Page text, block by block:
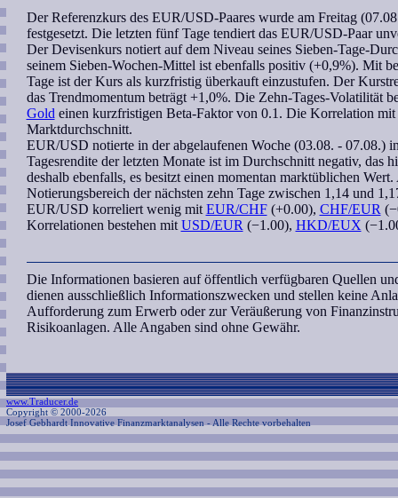
Der Referenzkurs des EUR/USD-Paares wurde am Freitag
festgesetzt. Die letzten fünf Tage tendiert das EUR/USD-Paar
Der Devisenkurs notiert auf dem Niveau seines Sieben-Tage-
seinem Sieben-Wochen-Mittel ist ebenfalls positiv (+0,9%). Mit
Tageist der Kurs als kurzfristig überkauft einzustufen. Der
das Trendmomentumbeträgt +1,0%. Die Zehn-Tages-Volatilität
Gold einen kurzfristigen Beta-Faktorvon 0.1. Die Korrelation mit
Marktdurchschnitt.
EUR/USD notierte in der abgelaufenen Woche (03.08. - 07.08.)
Tagesrendite der letzten Monate ist im Durchschnitt negativ, das
deshalb ebenfalls, es besitzt einen momentan marktüblichen
Notierungsbereich der nächsten zehn Tage zwischen 1,14 und
EUR/USD korreliertwenig mit EUR/CHF(+0.00), CHF/EUR
Korrelationen bestehen mit USD/EUR (−1.00), HKD/EUX
Die Informationen basieren auf öffentlich verfügbaren Quellen
dienen ausschließlich Informationszwecken und stellen keine
Aufforderung zum Erwerb oder zur Veräußerung von
Risikoanlagen. Alle Angaben sind ohne Gewähr.
www.Traducer.de
Copyright © 2000-2026
Josef Gebhardt Innovative Finanzmarktanalysen - Alle Rechte vorbehalten